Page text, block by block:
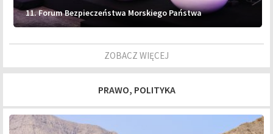
11. Forum Bezpieczeństwa Morskiego Państwa
ZOBACZ WIĘCEJ
PRAWO, POLITYKA